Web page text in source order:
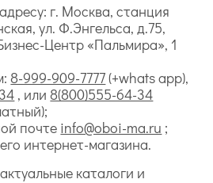
г. Москва, станция
ул. Ф.Энгельса, д.75,
Центр «Пальмира», 1
8-999-909-7777(+whats app),
, или 8(800)555-64-34
почте info@oboi-ma.ru ;
интернет-магазина.
каталоги и